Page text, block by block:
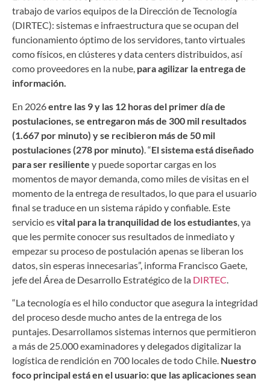
trabajo de varios equipos de la Dirección de Tecnología
(DIRTEC): sistemas e infraestructura que se ocupan del
funcionamiento óptimo de los servidores, tanto virtuales
como físicos, en clústeres y data centers distribuidos, así
como proveedores en la nube, para agilizar la entrega de
información.
En 2026entre las 9 y las 12 horas del primer día de
postulaciones, se entregaron más de 300 mil resultados
(1.667 por minuto) y se recibieron más de 50 mil
postulaciones (278 por minuto) . “El sistema está diseñado
para ser resiliente y puede soportar cargas en los
momentos de mayor demanda, como miles de visitas en el
momento de la entrega de resultados, lo que para el usuario
final se traduce en un sistema rápido y confiable. Este
servicio esvital para la tranquilidad de los estudiantes , ya
que les permite conocer sus resultados de inmediato y
empezar su proceso de postulación apenas se liberan los
datos, sin esperas innecesarias”, informa Francisco Gaete,
jefe del Área de Desarrollo Estratégico de la DIRTEC
“La tecnología es el hilo conductor que asegura la integridad
del proceso desde mucho antes de la entrega de los
puntajes. Desarrollamos sistemas internos que permitieron
a más de 25.000 examinadores y delegados digitalizar la
logística de rendición en 700 locales de todo Chile. Nuestro
foco principal está en el usuario: que las aplicaciones sean